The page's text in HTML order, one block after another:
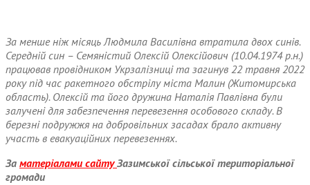
За менше ніж місяць Людмила Василівна втратила двох синів.
Середній син – Семяністий Олексій Олексійович (10.04.1974 р.н.)
працював провідником Укрзалізниці та загинув 22 травня 2022
року під час ракетного обстрілу міста Малин (Житомирська
область). Олексій та його дружина Наталія Павлівна були
залучені для забезпечення перевезення особового складу. В
березні подружжя на добровільних засадах брало активну
участь в евакуаційних перевезеннях.
За матеріалами сайтуЗазимської сільської територіальної
громади